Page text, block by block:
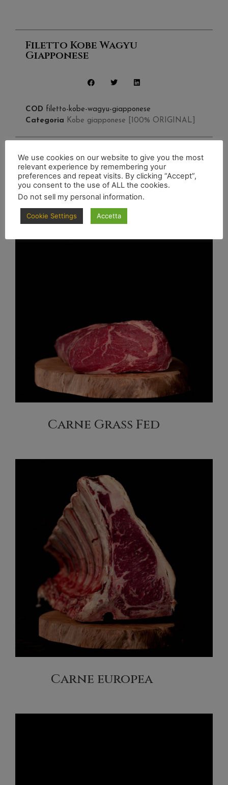
Filetto Kobe Wagyu
Giapponese
COD filetto-kobe-wagyu-giapponese
Categoria Kobe giapponese [100% ORIGINAL]
Scopri anche
Carne Grass Fed
Carne europea
We use cookies on our website to give you the most
relevant experience by remembering your
preferences and repeat visits. By clicking “Accept”,
you consent to the use of ALL the cookies.
Do not sell my personal information.
Cookie Settings Accetta